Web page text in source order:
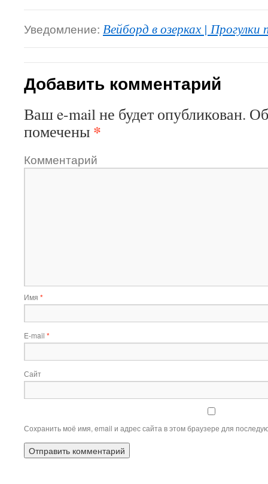
Уведомление: Вейборд в озерках | Прогулки
Добавить комментарий
Ваш e-mail не будет опубликован.
помечены *
Комментарий
Имя *
E-mail *
Сайт
Сохранить моё имя, email и адрес сайта в этом браузере для